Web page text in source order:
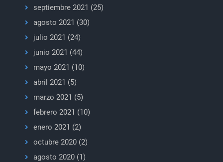
septiembre 2021 (25)
agosto 2021 (30)
julio 2021 (24)
junio 2021 (44)
mayo 2021 (10)
abril 2021 (5)
marzo 2021 (5)
febrero 2021 (10)
enero 2021 (2)
octubre 2020(2)
agosto 2020(1)